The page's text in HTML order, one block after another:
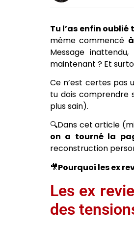
Tu l’as enfin oublié
même commencé
Message
maintenant ? Et
Ce n’est certes pas
tu dois comprendre
plus sain).
🔍Dans cet article
on a tourné la
reconstruction
🎥Pourquoi les ex
Les ex
des